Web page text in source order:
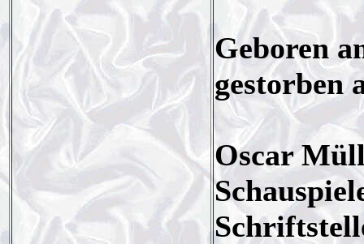
Geboren
gestorben
Oscar